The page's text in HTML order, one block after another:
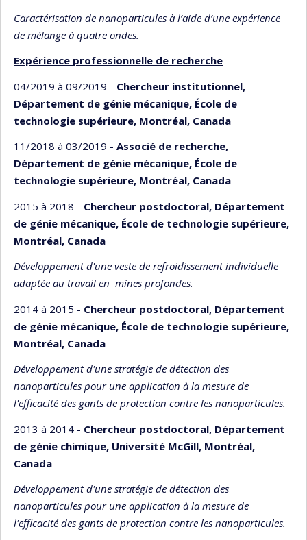
Caractérisation de nanoparticules à l’aide d’une expérience
de mélange à quatre ondes.
Expérience professionnelle de recherche
04/2019 à 09/2019 - Chercheur institutionnel,
Département de génie mécanique, École de
technologie supérieure, Montréal, Canada
11/2018 à 03/2019 - Associé de recherche,
Département de génie mécanique, École de
technologie supérieure, Montréal, Canada
2015 à 2018 - Chercheur postdoctoral, Département
de génie mécanique, École de technologie supérieure,
Montréal, Canada
Développement d'une veste de refroidissement individuelle
adaptée au travail en mines profondes.
2014 à 2015 - Chercheur postdoctoral, Département
de génie mécanique, École de technologie supérieure,
Montréal, Canada
Développement d'une stratégie de détection des
nanoparticules pour une application à la mesure de
l'efficacité des gants de protection contre les nanoparticules.
2013 à 2014 - Chercheur postdoctoral, Département
de génie chimique, Université McGill, Montréal,
Canada
Développement d'une stratégie de détection des
nanoparticules pour une application à la mesure de
l'efficacité des gants de protection contre les nanoparticules.